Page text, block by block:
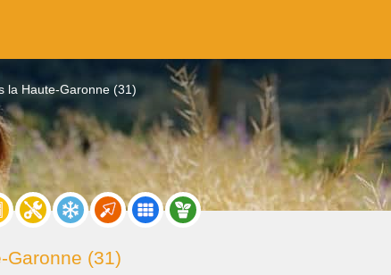
la Haute-Garonne (31)
Garonne (31)